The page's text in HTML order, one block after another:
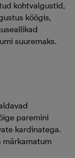
kohtvalgustid,
köögis,
suuremaks.
paremini
kardinatega.
märkamatum